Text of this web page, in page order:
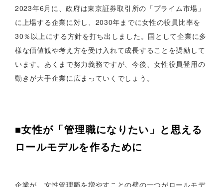
2023年6月に、政府は東京証券取引所の「プライム市場」
に上場する企業に対し、2030年までに女性の役員比率を
30％以上にする方針を打ち出しました。国として企業に多
様な価値観や考え方を受け入れて成長することを奨励して
います。あくまで努力義務ですが、今後、女性役員登用の
動きが大手企業に広まっていくでしょう。
■女性が「管理職になりたい」と思える
ロールモデルを作るために
企業が、女性管理職を増やすことの壁の一つがロールモデ